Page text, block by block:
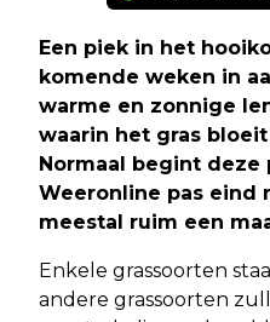
Een piek in het
komende weken in
warme en zonnige
waarin het gras
Normaal begint deze
Weeronline pas eind
meestal ruim een
Enkele grassoorten
andere grassoorten